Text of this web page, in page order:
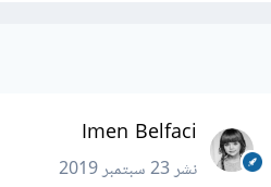
Imen Belfaci
نشر23 سبتمبر 2019